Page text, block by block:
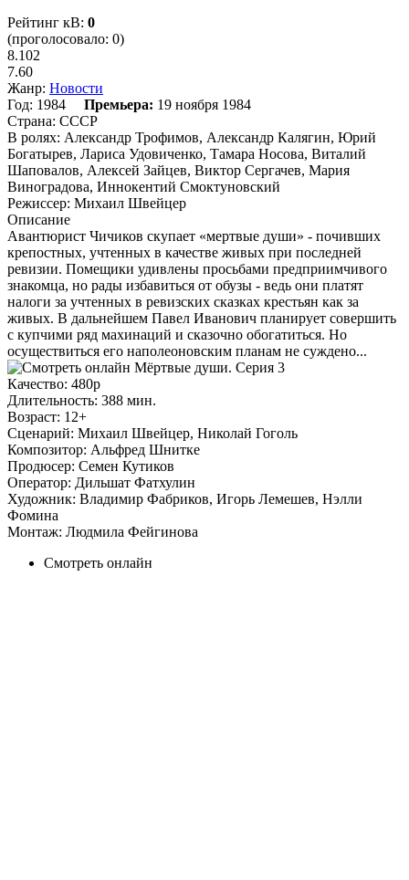
Рейтинг кВ: 0
(проголосовало: 0)
8.102
7.60
Жанр: Новости
Год: 1984 Премьера: 19 ноября 1984
Страна: СССР
В ролях: Александр Трофимов, Александр Калягин, Юрий
Богатырев, Лариса Удовиченко, Тамара Носова, Виталий
Шаповалов, Алексей Зайцев, Виктор Сергачев, Мария
Виноградова, Иннокентий Смоктуновский
Режиссер: Михаил Швейцер
Описание
Авантюрист Чичиков скупает «мертвые души» - почивших
крепостных, учтенных в качестве живых при последней
ревизии. Помещики удивлены просьбами предприимчивого
знакомца, но рады избавиться от обузы - ведь они платят
налоги за учтенных в ревизских сказках крестьян как за
живых. В дальнейшем Павел Иванович планирует совершить
с купчими ряд махинаций и сказочно обогатиться. Но
осуществиться его наполеоновским планам не суждено...
Качество: 480p
Длительность: 388 мин.
Возраст: 12+
Сценарий: Михаил Швейцер, Николай Гоголь
Композитор: Альфред Шнитке
Продюсер: Семен Кутиков
Оператор: Дильшат Фатхулин
Художник: Владимир Фабриков, Игорь Лемешев, Нэлли
Фомина
Монтаж: Людмила Фейгинова
Смотреть онлайн